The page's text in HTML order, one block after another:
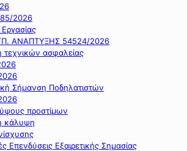
2026
ΑΝΑΠΤΥΞΗΣ 54524/2026
τεχνικών ασφαλείας
Σήμανση Ποδηλατιστών
προστίμων
κάλυψη
Επενδύσεις Εξαιρετικής Σημασίας